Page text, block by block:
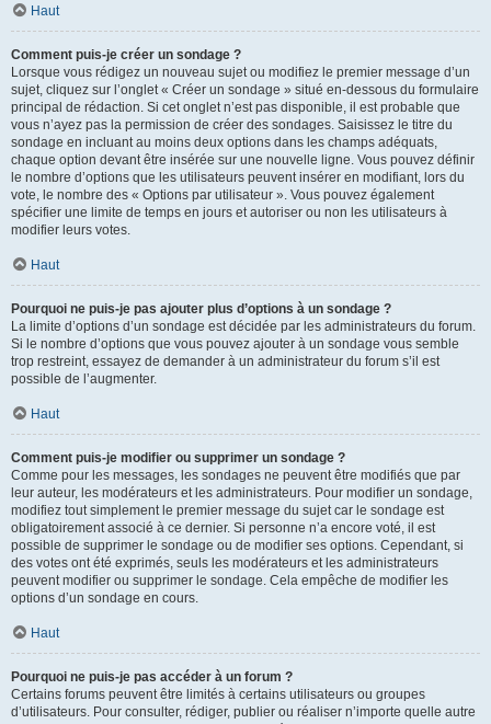
Haut
Comment puis-je créer un sondage ?
Lorsque vous rédigez un nouveau sujet ou modifiez le premier message d’un
sujet, cliquez sur l’onglet « Créer un sondage » situé en-dessous du formulaire
principal de rédaction. Si cet onglet n’est pas disponible, il est probable que
vous n’ayez pas la permission de créer des sondages. Saisissez le titre du
sondage en incluant au moins deux options dans les champs adéquats,
chaque option devant être insérée sur une nouvelle ligne. Vous pouvez définir
le nombre d’options que les utilisateurs peuvent insérer en modifiant, lors du
vote, le nombre des « Options par utilisateur ». Vous pouvez également
spécifier une limite de temps en jours et autoriser ou non les utilisateurs à
modifier leurs votes.
Haut
Pourquoi ne puis-je pas ajouter plus d’options à un sondage ?
La limite d’options d’un sondage est décidée par les administrateurs du forum.
Si le nombre d’options que vous pouvez ajouter à un sondage vous semble
trop restreint, essayez de demander à un administrateur du forum s’il est
possible de l’augmenter.
Haut
Comment puis-je modifier ou supprimer un sondage ?
Comme pour les messages, les sondages ne peuvent être modifiés que par
leur auteur, les modérateurs et les administrateurs. Pour modifier un sondage,
modifiez tout simplement le premier message du sujet car le sondage est
obligatoirement associé à ce dernier. Si personne n’a encore voté, il est
possible de supprimer le sondage ou de modifier ses options. Cependant, si
des votes ont été exprimés, seuls les modérateurs et les administrateurs
peuvent modifier ou supprimer le sondage. Cela empêche de modifier les
options d’un sondage en cours.
Haut
Pourquoi ne puis-je pas accéder à un forum ?
Certains forums peuvent être limités à certains utilisateurs ou groupes
d’utilisateurs. Pour consulter, rédiger, publier ou réaliser n’importe quelle autre